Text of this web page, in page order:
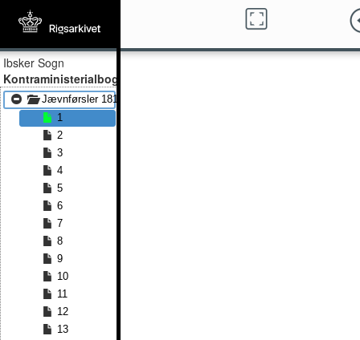
Ibsker Sogn
Kontraministerialbog
Jævnførsler 1819 - Jævnførsler 1828
1
2
3
4
5
6
7
8
9
10
11
12
13